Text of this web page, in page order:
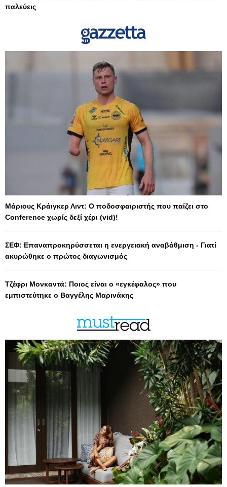
παλεύεις
Μάριους Κράιγκερ Λιντ: Ο ποδοσφαιριστής που παίζει στο
Conference χωρίς δεξί χέρι (vid)!
ΣΕΦ: Επαναπροκηρύσσεται η ενεργειακή αναβάθμιση - Γιατί
ακυρώθηκε ο πρώτος διαγωνισμός
Τζέφρι Μονκαντά: Ποιος είναι ο «εγκέφαλος» που
εμπιστεύτηκε ο Βαγγέλης Μαρινάκης